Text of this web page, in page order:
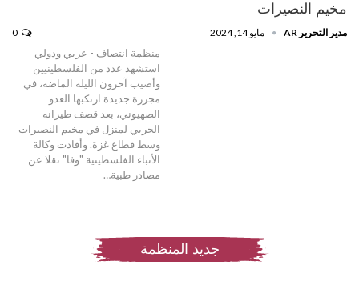
مخيم النصيرات
مدير التحرير AR مايو 14, 2024
منظمة انتصاف - عربي ودولي
استشهد عدد من الفلسطينيين
وأصيب آخرون الليلة الماضة، في
مجزرة جديدة ارتكبها العدو
الصهيوني، بعد قصف طيرانه
الحربي لمنزل في مخيم النصيرات
وسط قطاع غزة. وأفادت وكالة
الأنباء الفلسطينية "وفا" نقلا عن
مصادر طبية…
جديد المنظمة